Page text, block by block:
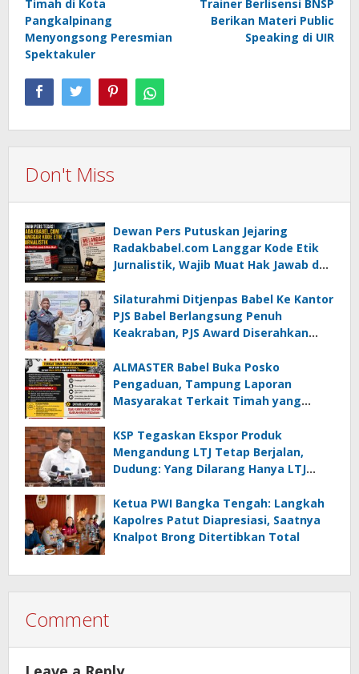
Timah di Kota
Pangkalpinang
Menyongsong Peresmian
Spektakuler
Trainer Berlisensi BNSP
Berikan Materi Public
Speaking di UIR
Don't Miss
Dewan Pers Putuskan Jejaring
Radakbabel.com Langgar Kode Etik
Jurnalistik, Wajib Muat Hak Jawab dan
Silaturahmi Ditjenpas Babel Ke Kantor
PJS Babel Berlangsung Penuh
Keakraban, PJS Award Diserahkan
ALMASTER Babel Buka Posko
Pengaduan, Tampung Laporan
Masyarakat Terkait Timah yang
KSP Tegaskan Ekspor Produk
Mengandung LTJ Tetap Berjalan,
Dudung: Yang Dilarang Hanya LTJ
Ketua PWI Bangka Tengah: Langkah
Kapolres Patut Diapresiasi, Saatnya
Knalpot Brong Ditertibkan Total
Comment